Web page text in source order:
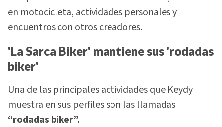
en motocicleta, actividades personales y
encuentros con otros creadores.
'La Sarca Biker' mantiene sus 'rodadas
biker'
Una de las principales actividades que Keydy
muestra en sus perfiles son las llamadas
“rodadas biker”.